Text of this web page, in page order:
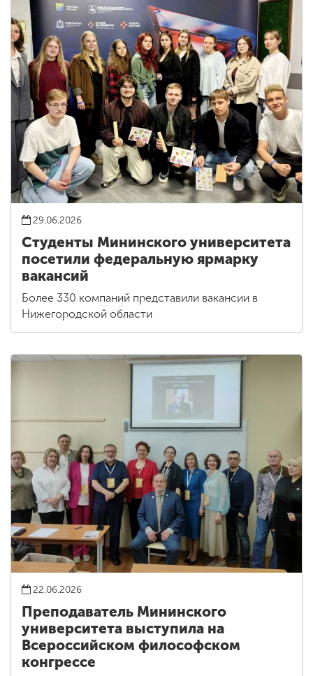
29.06.2026
Студенты Мининского университета
посетили федеральную ярмарку
вакансий
Более 330 компаний представили вакансии в
Нижегородской области
22.06.2026
Преподаватель Мининского
университета выступила на
Всероссийском философском
конгрессе